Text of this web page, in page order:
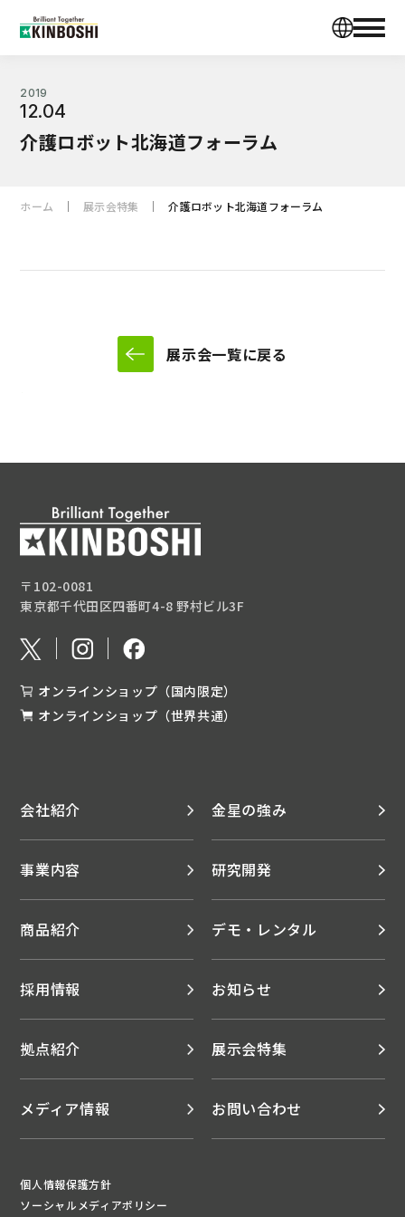
2019
12.04
介護ロボット北海道フォーラム
ホーム 展示会特集 介護ロボット北海道フォーラム
展示会一覧に戻る
〒102-0081
東京都千代田区四番町4-8 野村ビル3F
オンラインショップ（国内限定）
オンラインショップ（世界共通）
会社紹介 金星の強み
事業内容 研究開発
商品紹介 デモ・レンタル
採用情報 お知らせ
拠点紹介 展示会特集
メディア情報 お問い合わせ
個人情報保護方針
ソーシャルメディアポリシー